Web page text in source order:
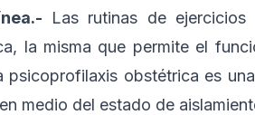
Las rutinas de ejercicios
la misma que permite el
psicoprofilaxis obstétrica es
medio del estado de